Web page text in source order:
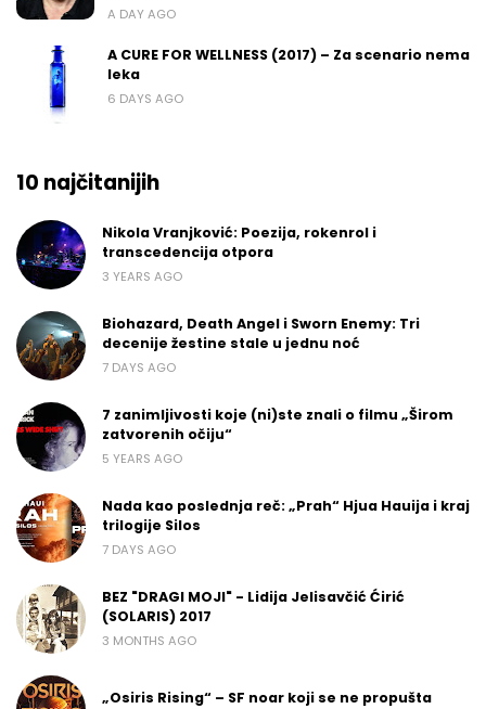
A DAY AGO
A CURE FOR WELLNESS (2017) – Za scenario nema
leka
6 DAYS AGO
10 najčitanijih
Nikola Vranjković: Poezija, rokenrol i
transcedencija otpora
3 YEARS AGO
Biohazard, Death Angel i Sworn Enemy: Tri
decenije žestine stale u jednu noć
7 DAYS AGO
7 zanimljivosti koje (ni)ste znali o filmu „Širom
zatvorenih očiju“
5 YEARS AGO
Nada kao poslednja reč: „Prah“ Hjua Hauija i kraj
trilogije Silos
7 DAYS AGO
BEZ "DRAGI MOJI" - Lidija Jelisavčić Ćirić
(SOLARIS) 2017
3 MONTHS AGO
„Osiris Rising“ – SF noar koji se ne propušta